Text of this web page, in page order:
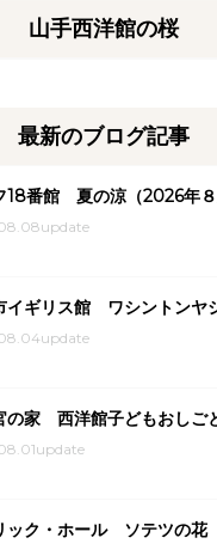
山手西洋館の桜
最新のブログ記事
18番館 夏の涼（2026年８
イギリス館 ワシントンヤ
の家 西洋館子どもおしご
ック・ホール ソテツの花